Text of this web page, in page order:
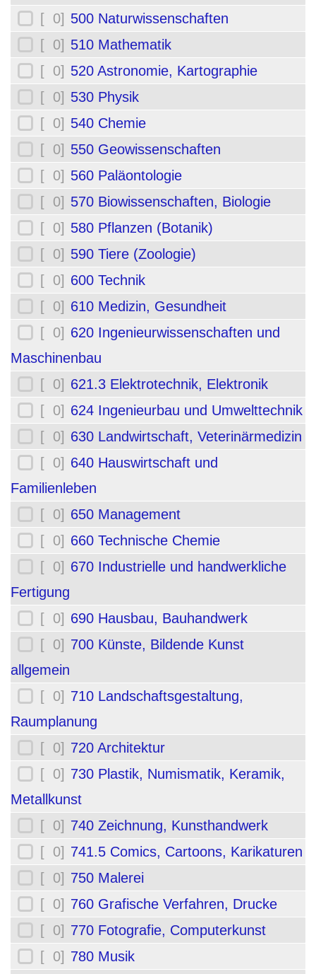
[ 0] 500 Naturwissenschaften
[ 0] 510 Mathematik
[ 0] 520 Astronomie, Kartographie
[ 0] 530 Physik
[ 0] 540 Chemie
[ 0] 550 Geowissenschaften
[ 0] 560 Paläontologie
[ 0] 570 Biowissenschaften, Biologie
[ 0] 580 Pflanzen (Botanik)
[ 0] 590 Tiere (Zoologie)
[ 0] 600 Technik
[ 0] 610 Medizin, Gesundheit
[ 0] 620 Ingenieurwissenschaften und
Maschinenbau
[ 0] 621.3 Elektrotechnik, Elektronik
[ 0] 624 Ingenieurbau und Umwelttechnik
[ 0] 630 Landwirtschaft, Veterinärmedizin
[ 0] 640 Hauswirtschaft und
Familienleben
[ 0] 650 Management
[ 0] 660 Technische Chemie
[ 0] 670 Industrielle und handwerkliche
Fertigung
[ 0] 690 Hausbau, Bauhandwerk
[ 0] 700 Künste, Bildende Kunst
allgemein
[ 0] 710 Landschaftsgestaltung,
Raumplanung
[ 0] 720 Architektur
[ 0] 730 Plastik, Numismatik, Keramik,
Metallkunst
[ 0] 740 Zeichnung, Kunsthandwerk
[ 0] 741.5 Comics, Cartoons, Karikaturen
[ 0] 750 Malerei
[ 0] 760 Grafische Verfahren, Drucke
[ 0] 770 Fotografie, Computerkunst
[ 0] 780 Musik